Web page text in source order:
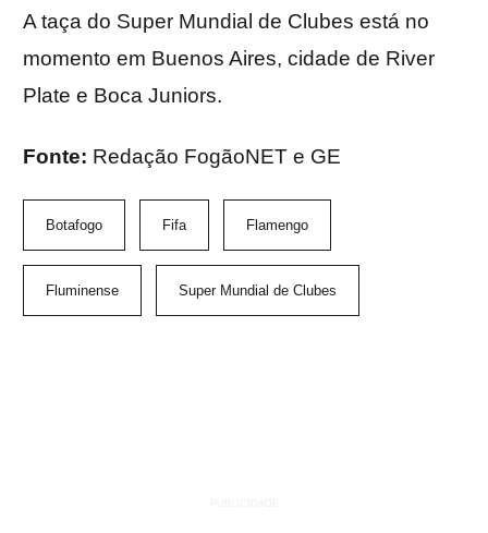
A taça do Super Mundial de Clubes está no
momento em Buenos Aires, cidade de River
Plate e Boca Juniors.
Fonte: Redação FogãoNET e GE
Botafogo Fifa Flamengo
Fluminense Super Mundial de Clubes